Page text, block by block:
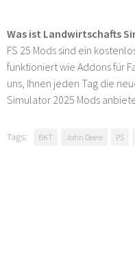
Was ist Landwirtschafts
FS 25 Mods sind ein
funktioniert wie Addons für
uns, Ihnen jeden Tag die
Simulator 2025 Mods
Tags: BKT John Deere PS